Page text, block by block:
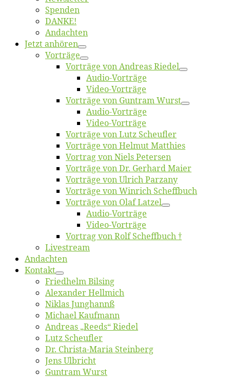
Spen­den
DANKE!
An­dach­ten
Jetzt an­hö­ren
Vor­trä­ge
Vor­trä­ge von An­dre­as Riedel
Au­dio-Vor­trä­ge
Vi­deo-Vor­trä­ge
Vor­trä­ge von Gun­tram Wurst
Au­dio-Vor­trä­ge
Vi­deo-Vor­trä­ge
Vor­trä­ge von Lutz Scheufler
Vor­trä­ge von Hel­mut Matthies
Vor­trag von Niels Petersen
Vor­trä­ge von Dr. Ger­hard Maier
Vor­trä­ge von Ul­rich Parzany
Vor­trä­ge von Win­rich Scheffbuch
Vor­trä­ge von Olaf Latzel
Au­dio-Vor­trä­ge
Vi­deo-Vor­trä­ge
Vor­trag von Rolf Scheffbuch †
Live­stream
An­dach­ten
Kon­takt
Fried­helm Bilsing
Alex­an­der Hellmich
Ni­klas Junghannß
Mi­cha­el Kaufmann
An­dre­as „Reeds“ Riedel
Lutz Scheuf­ler
Dr. Chris­­ta-Ma­ria Steinberg
Jens Ulb­richt
Gun­tram Wurst